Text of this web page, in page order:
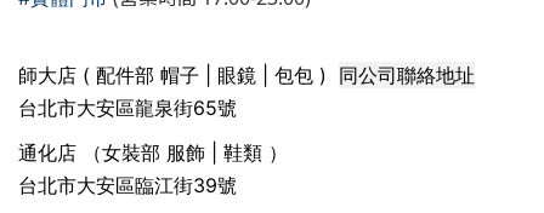
師大店 ( 配件部 帽子 | 眼鏡 | 包包 ) 同公司聯絡地址
台北市大安區龍泉街65號
通化店 （女裝部 服飾 | 鞋類 ）
台北市大安區臨江街39號